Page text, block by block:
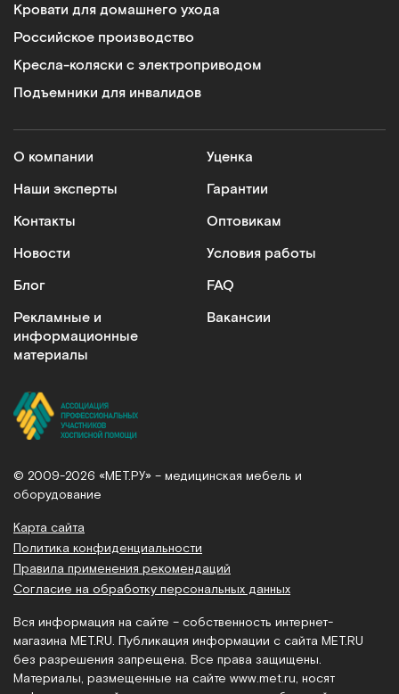
Кровати для домашнего ухода
Российское производство
Кресла-коляски с электроприводом
Подъемники для инвалидов
О компании
Наши эксперты
Контакты
Новости
Блог
Рекламные и
информационные
материалы
Уценка
Гарантии
Оптовикам
Условия работы
FAQ
Вакансии
© 2009-2026 «МЕТ.РУ» – медицинская мебель и
оборудование
Карта сайта
Политика конфиденциальности
Правила применения рекомендаций
Согласие на обработку персональных данных
Вся информация на сайте – собственность интернет-
магазина MET.RU. Публикация информации с сайта MET.RU
без разрешения запрещена. Все права защищены.
Материалы, размещенные на сайте www.met.ru , носят